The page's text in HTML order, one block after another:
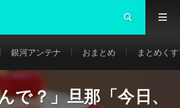
銀河アンテナ おまとめ まとめく
で？」旦那「今日、